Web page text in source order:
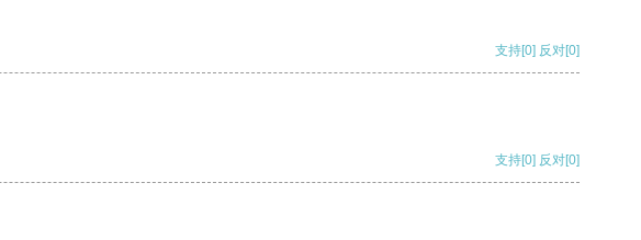
支持[0] 反对[0]
支持[0] 反对[0]